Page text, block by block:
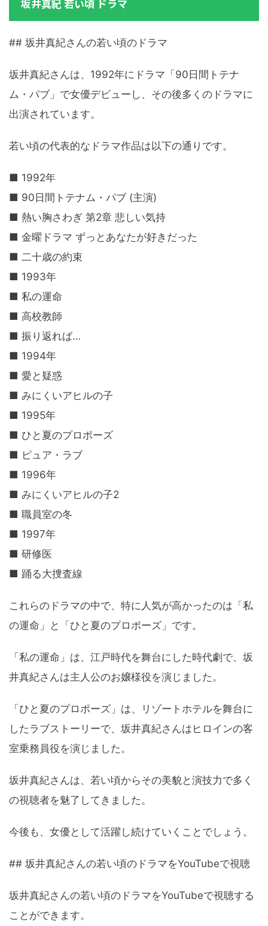
坂井真紀 若い頃 ドラマ
## 坂井真紀さんの若い頃のドラマ
坂井真紀さんは、1992年にドラマ「90日間トテナ
ム・パブ」で女優デビューし、その後多くのドラマに
出演されています。
若い頃の代表的なドラマ作品は以下の通りです。
■ 1992年
■ 90日間トテナム・パブ (主演)
■ 熱い胸さわぎ 第2章 悲しい気持
■ 金曜ドラマ ずっとあなたが好きだった
■ 二十歳の約束
■ 1993年
■ 私の運命
■ 高校教師
■ 振り返れば…
■ 1994年
■ 愛と疑惑
■ みにくいアヒルの子
■ 1995年
■ ひと夏のプロポーズ
■ ピュア・ラブ
■ 1996年
■ みにくいアヒルの子2
■ 職員室の冬
■ 1997年
■ 研修医
■ 踊る大捜査線
これらのドラマの中で、特に人気が高かったのは「私
の運命」と「ひと夏のプロポーズ」です。
「私の運命」は、江戸時代を舞台にした時代劇で、坂
井真紀さんは主人公のお嬢様役を演じました。
「ひと夏のプロポーズ」は、リゾートホテルを舞台に
したラブストーリーで、坂井真紀さんはヒロインの客
室乗務員役を演じました。
坂井真紀さんは、若い頃からその美貌と演技力で多く
の視聴者を魅了してきました。
今後も、女優として活躍し続けていくことでしょう。
## 坂井真紀さんの若い頃のドラマをYouTubeで視聴
坂井真紀さんの若い頃のドラマをYouTubeで視聴する
ことができます。